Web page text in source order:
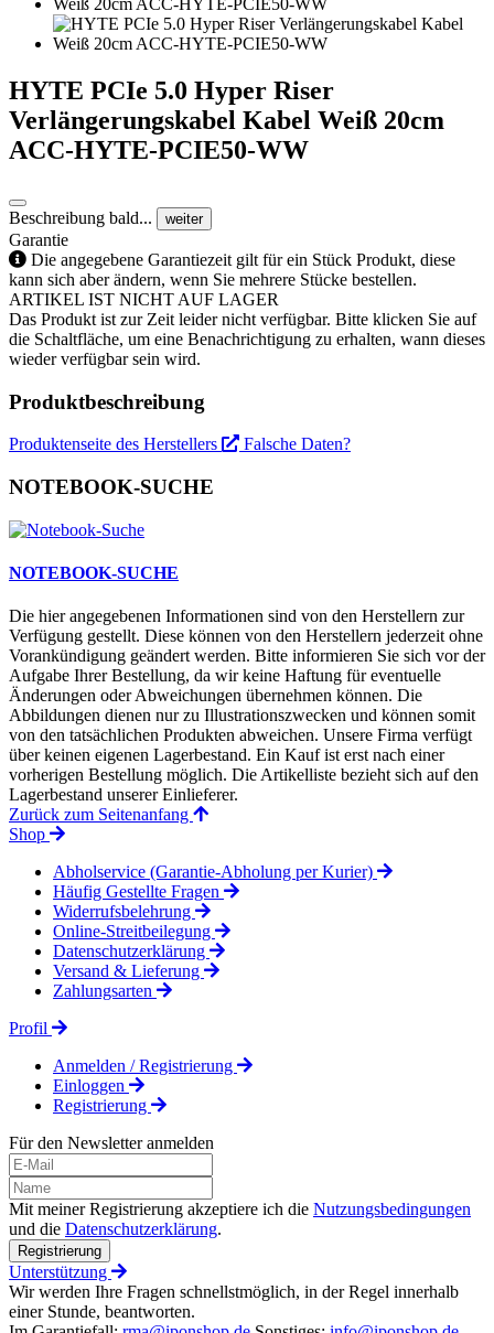
HYTE PCIe 5.0 Hyper Riser
Verlängerungskabel Kabel Weiß 20cm
ACC-HYTE-PCIE50-WW
Beschreibung bald... weiter
Garantie
Die angegebene Garantiezeit gilt für ein Stück Produkt, diese
kann sich aber ändern, wenn Sie mehrere Stücke bestellen.
ARTIKEL IST NICHT AUF LAGER
Das Produkt ist zur Zeit leider nicht verfügbar. Bitte klicken Sie auf
die Schaltfläche, um eine Benachrichtigung zu erhalten, wann dieses
wieder verfügbar sein wird.
Produktbeschreibung
Produktenseite des Herstellers Falsche Daten?
NOTEBOOK-SUCHE
NOTEBOOK-SUCHE
Die hier angegebenen Informationen sind von den Herstellern zur
Verfügung gestellt. Diese können von den Herstellern jederzeit ohne
Vorankündigung geändert werden. Bitte informieren Sie sich vor der
Aufgabe Ihrer Bestellung, da wir keine Haftung für eventuelle
Änderungen oder Abweichungen übernehmen können. Die
Abbildungen dienen nur zu Illustrationszwecken und können somit
von den tatsächlichen Produkten abweichen. Unsere Firma verfügt
über keinen eigenen Lagerbestand. Ein Kauf ist erst nach einer
vorherigen Bestellung möglich. Die Artikelliste bezieht sich auf den
Lagerbestand unserer Einlieferer.
Zurück zum Seitenanfang
Shop
Abholservice (Garantie-Abholung per Kurier)
Häufig Gestellte Fragen
Widerrufsbelehrung
Online-Streitbeilegung
Datenschutzerklärung
Versand & Lieferung
Zahlungsarten
Profil
Anmelden / Registrierung
Einloggen
Registrierung
Für den Newsletter anmelden
Mit meiner Registrierung akzeptiere ich die Nutzungsbedingungen
und die Datenschutzerklärung.
Registrierung
Unterstützung
Wir werden Ihre Fragen schnellstmöglich, in der Regel innerhalb
einer Stunde, beantworten.